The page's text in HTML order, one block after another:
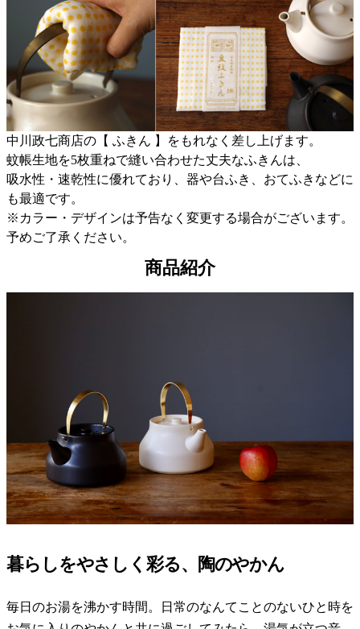
中川政七商店の【 ふきん 】をもれなく差し上げます。
蚊帳生地を5枚重ねで縫い合わせた丈夫なふきんは、
吸水性・速乾性に優れており、器や台ふき、おてふきなどに
も最適です。
※カラー・デザインは予告なく変更する場合がございます。
予めご了承ください。
商品紹介
暮らしをやさしく彩る、陶のやかん
毎日のお湯を沸かす時間。日常のなんてことのないひと時を